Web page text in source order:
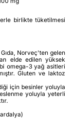
birlikte tüketilmesi
Norveç'ten gelen
elde edilen yüksek
omega-3 yağ asitleri
Gluten ve laktoz
için besinler yoluyla
yoluyla yeterli